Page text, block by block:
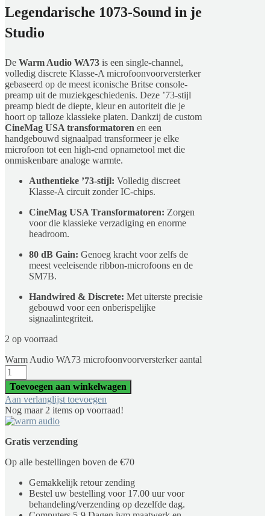
Legendarische 1073-Sound in je
Studio
De Warm Audio WA73 is een single-channel,
volledig discrete Klasse-A microfoonvoorversterker
gebaseerd op de meest iconische Britse console-
preamp uit de muziekgeschiedenis. Deze ’73-stijl
preamp biedt de diepte, kleur en autoriteit die je
hoort op talloze klassieke platen. Dankzij de custom
CineMag USA transformatoren en een
handgebouwd signaalpad transformeer je elke
microfoon tot een high-end opnametool met die
onmiskenbare analoge warmte.
Authentieke ’73-stijl: Volledig discreet
Klasse-A circuit zonder IC-chips.
CineMag USA Transformatoren: Zorgen
voor die klassieke verzadiging en enorme
headroom.
80 dB Gain: Genoeg kracht voor zelfs de
meest veeleisende ribbon-microfoons en de
SM7B.
Handwired & Discrete: Met uiterste precisie
gebouwd voor een onberispelijke
signaalintegriteit.
2 op voorraad
Warm Audio WA73 microfoonvoorversterker aantal
Toevoegen aan winkelwagen
Aan verlanglijst toevoegen
Nog maar 2 items op voorraad!
Gratis verzending
Op alle bestellingen boven de €70
Gemakkelijk retour zending
Bestel uw bestelling voor 17.00 uur voor
behandeling/verzending op dezelfde dag.